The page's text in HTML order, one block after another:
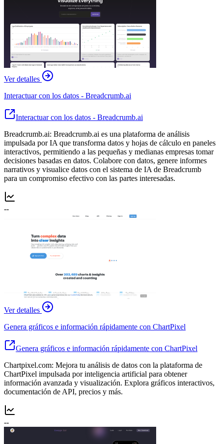
Ver detalles
Interactuar con los datos - Breadcrumb.ai
Interactuar con los datos - Breadcrumb.ai
Breadcrumb.ai: Breadcrumb.ai es una plataforma de análisis
impulsada por IA que transforma datos y hojas de cálculo en paneles
interactivos, permitiendo a las pequeñas y medianas empresas tomar
decisiones basadas en datos. Colabore con datos, genere informes
narrativos y visualice datos con el sistema de IA de Breadcrumb
para un compromiso efectivo con las partes interesadas.
--
Ver detalles
Genera gráficos e información rápidamente con ChartPixel
Genera gráficos e información rápidamente con ChartPixel
Chartpixel.com: Mejora tu análisis de datos con la plataforma de
ChartPixel impulsada por inteligencia artificial para obtener
información avanzada y visualización. Explora gráficos interactivos,
documentación de API, precios y más.
--